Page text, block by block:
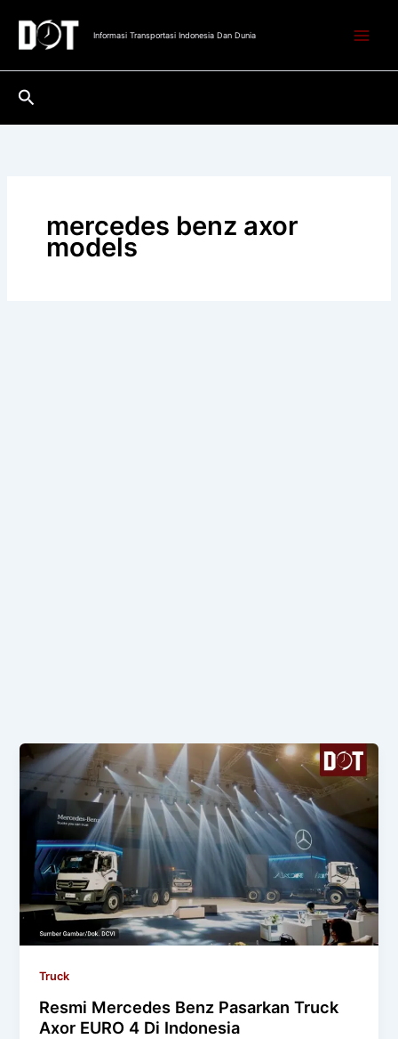
konten
Informasi Transportasi Indonesia Dan Dunia
Cari
mercedes benz axor
models
Truck
Resmi Mercedes Benz Pasarkan Truck
Axor EURO 4 Di Indonesia